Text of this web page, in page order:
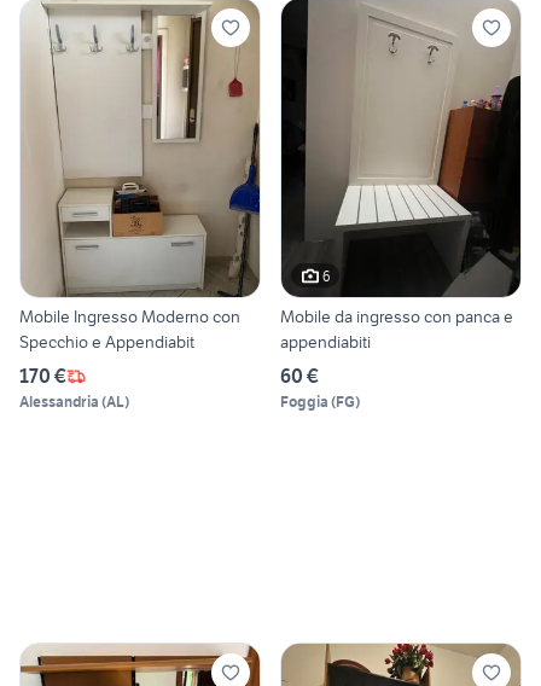
Mobile Ingresso Moderno con
Specchio e Appendiabit
170 €
Alessandria (AL)
6
Mobile da ingresso con panca e
appendiabiti
60 €
Foggia (FG)